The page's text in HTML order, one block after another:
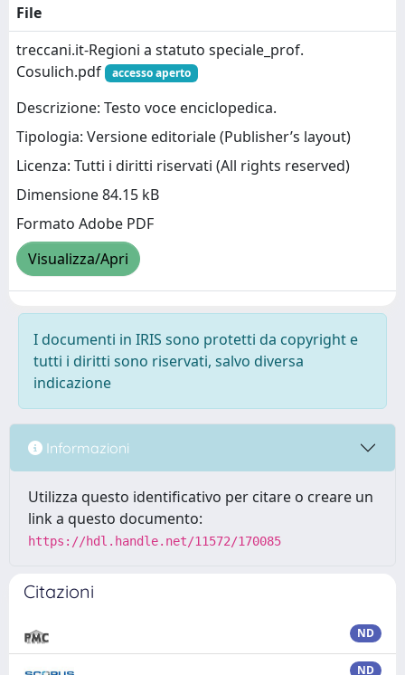
File
treccani.it-Regioni a statuto speciale_prof.
Cosulich.pdf
accesso aperto
Descrizione: Testo voce enciclopedica.
Tipologia: Versione editoriale (Publisher’s layout)
Licenza: Tutti i diritti riservati (All rights reserved)
Dimensione 84.15 kB
Formato Adobe PDF
Visualizza/Apri
I documenti in IRIS sono protetti da copyright e
tutti i diritti sono riservati, salvo diversa
indicazione
Informazioni
Utilizza questo identificativo per citare o creare un
link a questo documento:
https://hdl.handle.net/11572/170085
Citazioni
ND
ND